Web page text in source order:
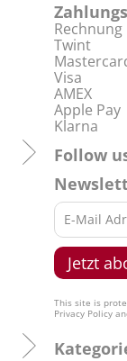
Rechnung
Twint
Visa
AMEX
Apple Pay
Klarna
Follow
This site is
Privacy Policy